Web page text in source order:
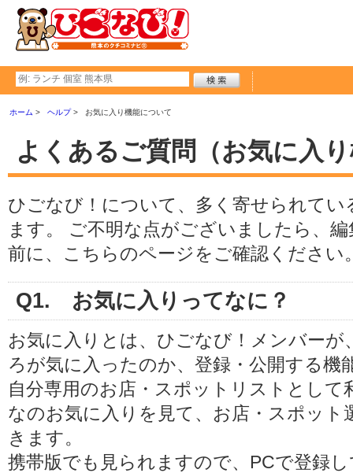
ホーム ヘルプ お気に入り機能について
よくあるご質問（お気に入
ひごなび！について、多く寄せられて
ます。 ご不明な点がございましたら、
前に、こちらのページをご確認ください
Q1. お気に入りってなに？
お気に入りとは、ひごなび！メンバー
ろが気に入ったのか、登録・公開する機
自分専用のお店・スポットリストとし
なのお気に入りを見て、お店・スポッ
きます。
携帯版でも見られますので、PCで登録